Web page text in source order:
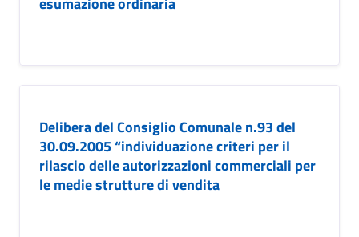
Delibera del Consiglio Comunale n.93 del
30.09.2005 “individuazione criteri per il
rilascio delle autorizzazioni commerciali per
le medie strutture di vendita